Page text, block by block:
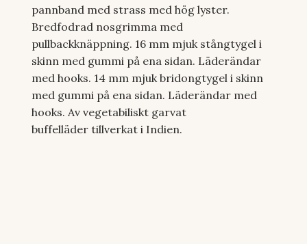
pannband med strass med hög lyster.
Bredfodrad nosgrimma med
pullbackknäppning. 16 mm mjuk stångtygel i
skinn med gummi på ena sidan. Läderändar
med hooks. 14 mm mjuk bridongtygel i skinn
med gummi på ena sidan. Läderändar med
hooks. Av vegetabiliskt garvat
buffelläder tillverkat i Indien.